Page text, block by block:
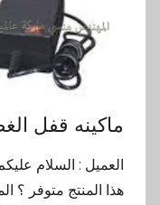
ماكينه قفل
العميل : السلام
هذا المنتج متوفر ؟